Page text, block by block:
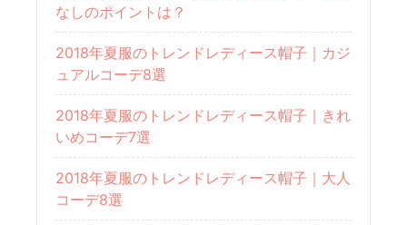
なしのポイントは？
2018年夏服のトレンドレディース帽子｜カジ
ュアルコーデ8選
2018年夏服のトレンドレディース帽子｜きれ
いめコーデ7選
2018年夏服のトレンドレディース帽子｜大人
コーデ8選